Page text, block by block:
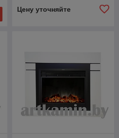
Цену уточняйте